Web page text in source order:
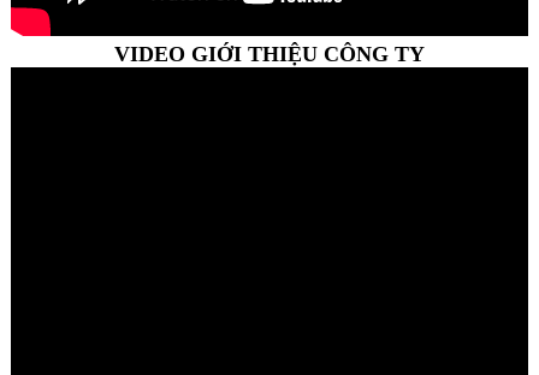
VIDEO GIỚI THIỆU CÔNG TY